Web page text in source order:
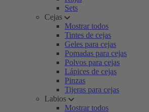
Sets
Cejas
Mostrar todos
Tintes de cejas
Geles para cejas
Pomadas para cejas
Polvos para cejas
Lápices de cejas
Pinzas
Tijeras para cejas
Labios
Mostrar todos